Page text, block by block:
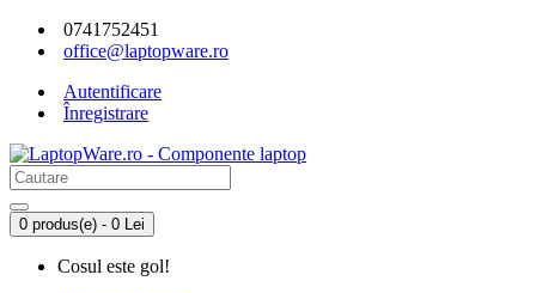
0741752451
office@laptopware.ro
Autentificare
Înregistrare
0 produs(e) - 0 Lei
Cosul este gol!